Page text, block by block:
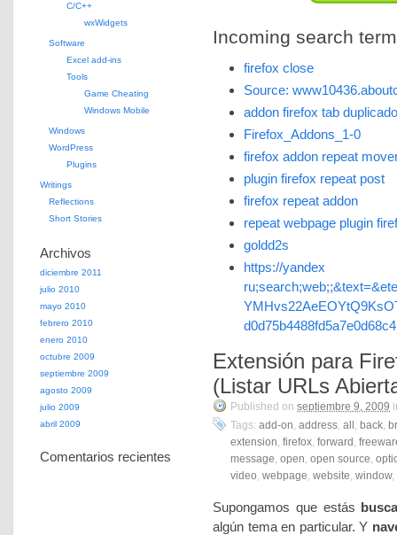
Incoming search
firefox close
Source:
addon firefox tab
Firefox_Addons_1-0
firefox addon repeat
plugin firefox repeat post
firefox repeat addon
repeat webpage plugin
goldd2s
https://yandex
Extensión para
(Listar URLs
Published on septiembre 9, 2009
Tags: add-on, address, all , back,
extension, firefox, forward ,
message, open, open source,
video, webpage, website, window,
Supongamos que estás
algún tema en particular. Y
C/C++
wxWidgets
Software
Excel add-ins
Tools
Game Cheating
Windows Mobile
Windows
WordPress
Plugins
Writings
Reflections
Short Stories
Archivos
diciembre 2011
julio 2010
mayo 2010
febrero 2010
enero 2010
octubre 2009
septiembre 2009
agosto 2009
julio 2009
abril 2009
Comentarios recientes